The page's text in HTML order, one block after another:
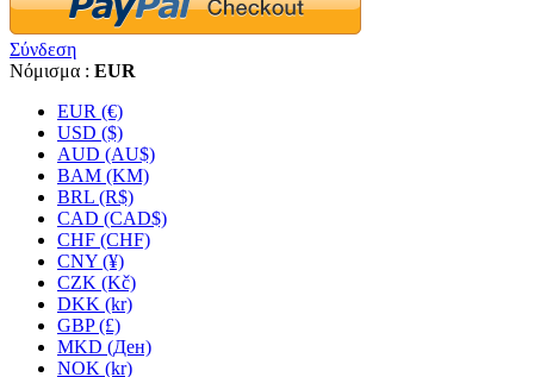
Σύνδεση
Νόμισμα : EUR
EUR (€)
USD ($)
AUD (AU$)
BAM (KM)
BRL (R$)
CAD (CAD$)
CHF (CHF)
CNY (¥)
CZK (Kč)
DKK (kr)
GBP (£)
MKD (Ден)
NOK (kr)